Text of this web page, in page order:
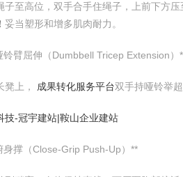
子至高位，双手合手住绳子，上前下方压
妥当塑形和增多肌肉耐力。
铃臂屈伸（Dumbbell Tricep Extension）
凳上， 成果转化服务平台双手持哑铃举超
技-冠宇建站|鞍山企业建站
身撑（Close-Grip Push-Up）**